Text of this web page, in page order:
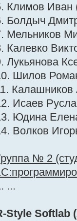
Климов
Болдыч
Мельников
Калевко
Лукьянова
Шилов
Исаев
Юдина
Волков
№ 2
...
Style Softlab